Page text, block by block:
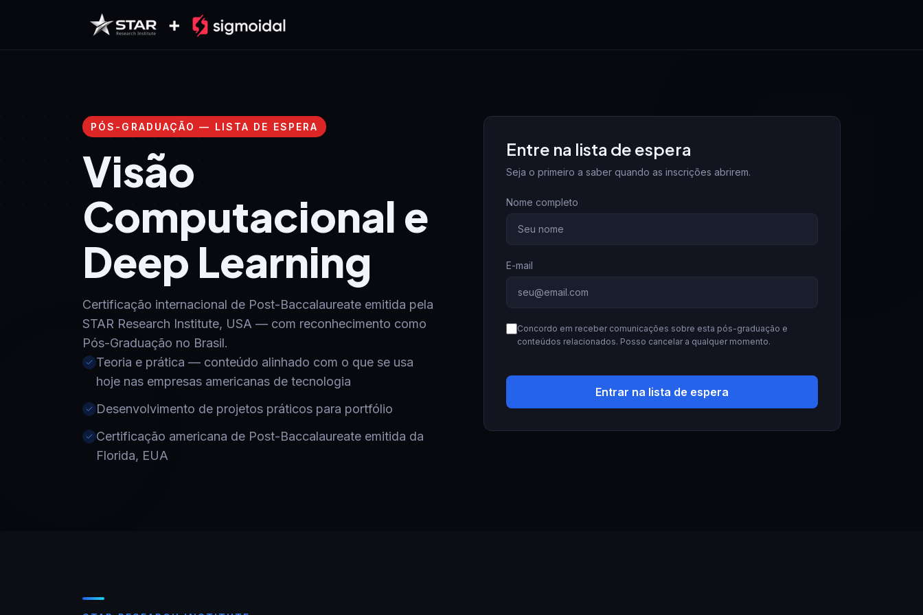
PÓS-GRADUAÇÃO — LISTA DE ESPERA
Visão
Computacional e
Deep Learning
Certificação internacional de Post-Baccalaureate emitida pela
STAR Research Institute, USA — com reconhecimento como
Pós-Graduação no Brasil.
Teoria e prática — conteúdo alinhado com o que se usa
hoje nas empresas americanas de tecnologia
Desenvolvimento de projetos práticos para portfólio
Certificação americana de Post-Baccalaureate emitida da
Florida, EUA
Entre na lista de espera
Seja o primeiro a saber quando as inscrições abrirem.
Nome completo
E-mail
Concordo em receber comunicações sobre esta pós-graduação e
conteúdos relacionados. Posso cancelar a qualquer momento.
Entrar na lista de espera